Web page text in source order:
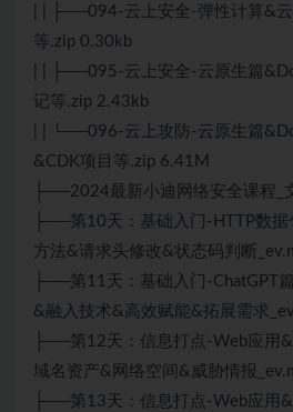
| | ├──094-云上安全-弹性计算&
等.zip 0.30kb
| | ├──095-云上安全-云原生篇
记等.zip 2.43kb
| | └──096-云上攻防-云原生篇
&CDK项目等.zip 6.41M
├──2024最新小迪网络安全课程_
├──第10天：基础入门-HTTP数据
方法&请求头修改&状态码判断
├──第11天：基础入门-ChatGPT
&融入技术&高效赋能&拓展需求
├──第12天：信息打点-Web应用
域名资产&网络空间&威胁情报
├──第13天：信息打点-Web应用